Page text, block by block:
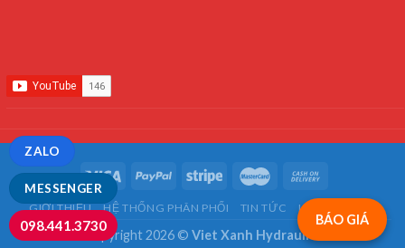
BÁO GIÁ
GIỚI THIỆU HỆ THỐNG PHÂN PHỐI TIN TỨC LIÊN HỆ
Copyright 2026 © Viet Xanh Hydraulics
MESSENGER
ZALO
098.441.3730